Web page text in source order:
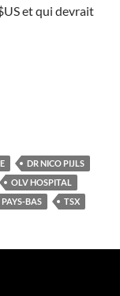
et qui devrait
DR NICO PIJLS
OLV HOSPITAL
PAYS-BAS TSX